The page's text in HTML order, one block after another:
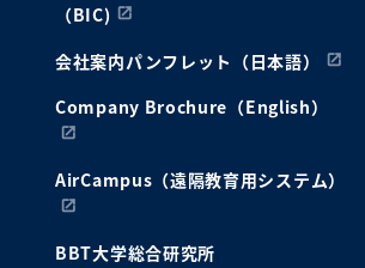
（BIC)
会社案内パンフレット（日本語）
Company Brochure（English）
AirCampus（遠隔教育用システム）
BBT大学総合研究所